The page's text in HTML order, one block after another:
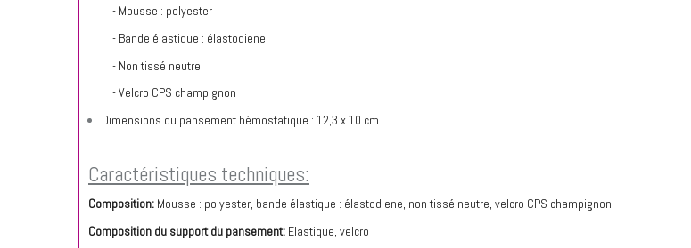
- Mousse : polyester
- Bande élastique : élastodiene
- Non tissé neutre
- Velcro CPS champignon
Dimensions du pansement hémostatique : 12,3 x 10 cm
Caractéristiques techniques:
Composition: Mousse : polyester, bande élastique : élastodiene, non tissé neutre, velcro CPS champignon
Composition du support du pansement: Elastique, velcro